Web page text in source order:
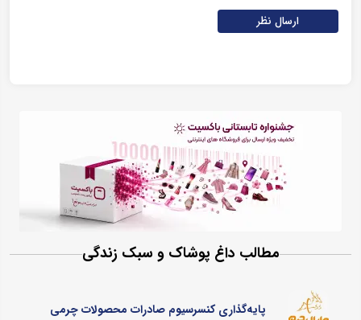
ارسال نظر
مطالب داغ پوشاک و سبک زندگی
پایه‌گذاری کنسرسیوم صادرات محصولات چرمی